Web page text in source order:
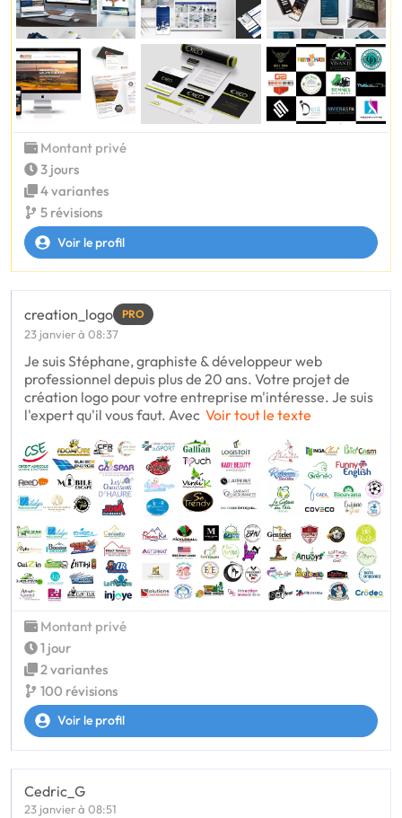
Montant privé
3 jours
4 variantes
5 révisions
Voir le profil
creation_logo PRO
23 janvier à 08:37
Je suis Stéphane, graphiste & développeur web
professionnel depuis plus de 20 ans. Votre projet de
création logo pour votre entreprise m'intéresse. Je suis
l'expert qu'il vous faut. Avec Voir tout le texte
Montant privé
1 jour
2 variantes
100 révisions
Voir le profil
Cedric_G
23 janvier à 08:51